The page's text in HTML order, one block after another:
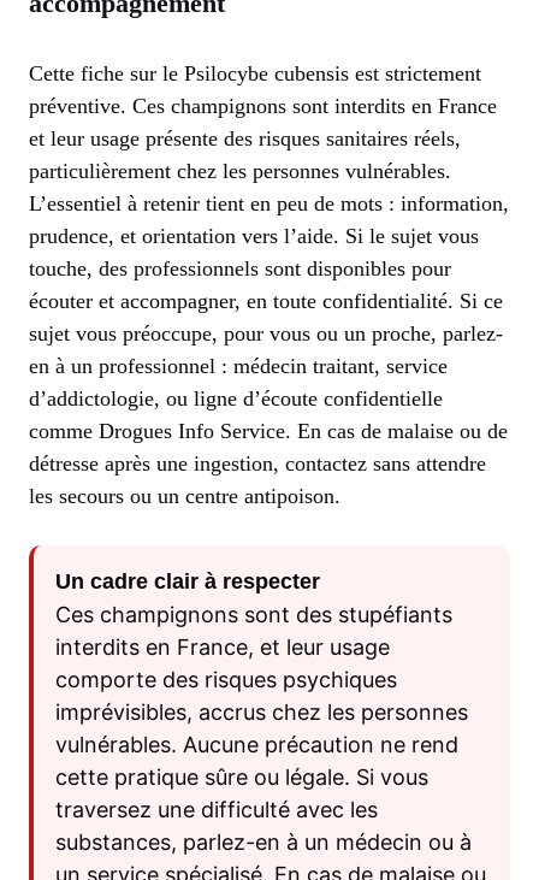
Cette fiche sur le Psilocybe cubensis est strictement
préventive. Ces champignons sont interdits en France
et leur usage présente des risques sanitaires réels,
particulièrement chez les personnes vulnérables.
L’essentiel à retenir tient en peu de mots : information,
prudence, et orientation vers l’aide. Si le sujet vous
touche, des professionnels sont disponibles pour
écouter et accompagner, en toute confidentialité. Si ce
sujet vous préoccupe, pour vous ou un proche, parlez-
en à un professionnel : médecin traitant, service
d’addictologie, ou ligne d’écoute confidentielle
comme Drogues Info Service. En cas de malaise ou de
détresse après une ingestion, contactez sans attendre
les secours ou un centre antipoison.
Un cadre clair à respecter
Ces champignons sont des stupéfiants
interdits en France, et leur usage
comporte des risques psychiques
imprévisibles, accrus chez les personnes
vulnérables. Aucune précaution ne rend
cette pratique sûre ou légale. Si vous
traversez une difficulté avec les
substances, parlez-en à un médecin ou à
un service spécialisé. En cas de malaise ou